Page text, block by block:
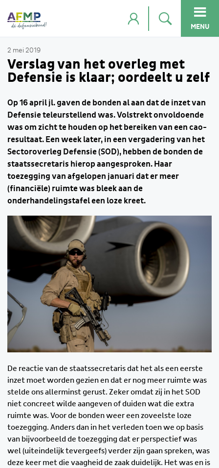
MENU
2 mei 2019
Verslag van het overleg met
Defensie is klaar; oordeelt u zelf
Op 16 april jl. gaven de bonden al aan dat de inzet van
Defensie teleurstellend was. Volstrekt onvoldoende
was om zicht te houden op het bereiken van een cao-
resultaat. Een week later, in een vergadering van het
Sectoroverleg Defensie (SOD), hebben de bonden de
staatssecretaris hierop aangesproken. Haar
toezegging van afgelopen januari dat er meer
(financiële) ruimte was bleek aan de
onderhandelingstafel een loze kreet.
De reactie van de staatssecretaris dat het als een eerste
inzet moet worden gezien en dat er nog meer ruimte was
stelde ons allerminst gerust. Zeker omdat zij in het SOD
niet concreet wilde aangeven of duiden wat die extra
ruimte was. Voor de bonden weer een zoveelste loze
toezegging. Anders dan in het verleden toen we op basis
van bijvoorbeeld de toezegging dat er perspectief was
wel (uiteindelijk tevergeefs) verder zijn gaan spreken, was
deze keer met die vaagheid de zaak duidelijk. Het was en is